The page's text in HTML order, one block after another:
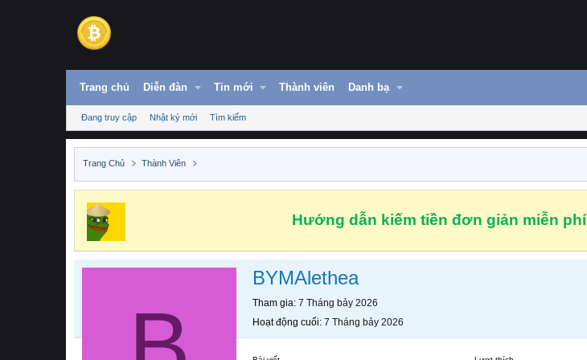
Trang chủ Diễn đàn Tin mới Thành viên Danh bạ
Đang truy cập Nhật ký mới Tìm kiếm
Trang Chủ Thành Viên
Hướng dẫn kiếm tiền đơn giản miễn phí
BYMAlethea
Tham gia 7 Tháng bảy 2026
Hoạt động cuối 7 Tháng bảy 2026